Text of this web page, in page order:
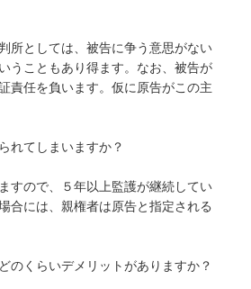
所としては、被告に争う意思がない
うこともあり得ます。なお、被告が
責任を負います。仮に原告がこの主
れてしまいますか？
すので、５年以上監護が継続してい
合には、親権者は原告と指定される
のくらいデメリットがありますか？